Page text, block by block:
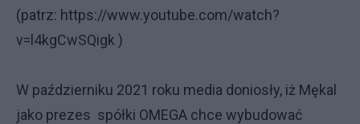
(patrz: https://www.youtube.com/watch?
v=l4kgCwSQigk )
W październiku 2021 roku media doniosły, iż Mękal
jako prezes spółki OMEGA chce wybudować